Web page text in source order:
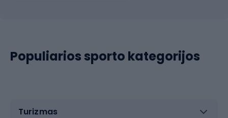
Populiarios sporto kategorijos
Turizmas